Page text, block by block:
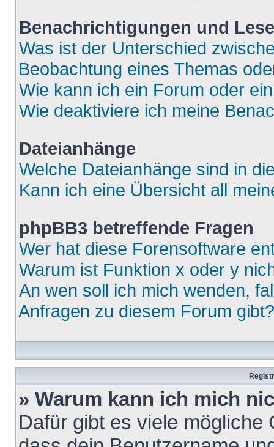
Benachrichtigungen und
Was ist der Unterschied
Beobachtung eines Themas
Wie kann ich ein Forum oder
Wie deaktiviere ich meine
Dateianhänge
Welche Dateianhänge sind in
Kann ich eine Übersicht all
phpBB3 betreffende Fragen
Wer hat diese Forensoftware
Warum ist Funktion x oder y
An wen soll ich mich wenden,
Anfragen zu diesem Forum gibt?
» Warum kann ich mich
Dafür gibt es viele